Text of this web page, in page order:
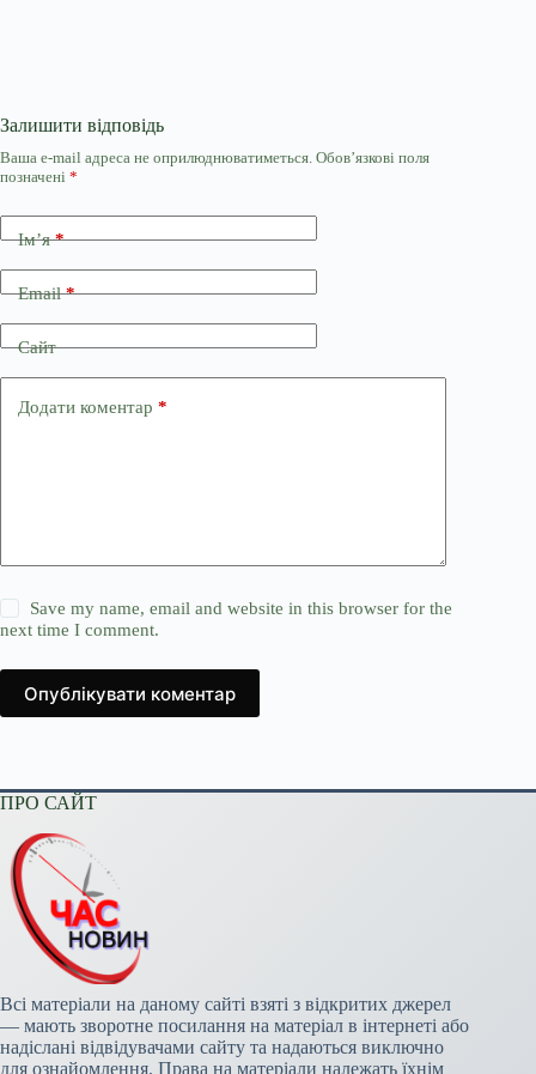
Залишити відповідь
Ваша e-mail адреса не оприлюднюватиметься. Обов’язкові поля
позначені *
Ім’я*
Email*
Сайт
Додати коментар *
Save my name, email and website in this browser for the
next time I comment.
Опублікувати коментар
ПРО САЙТ
Всі матеріали на даному сайті взяті з відкритих джерел
— мають зворотне посилання на матеріал в інтернеті або
надіслані відвідувачами сайту та надаються виключно
для ознайомлення. Права на матеріали належать їхнім